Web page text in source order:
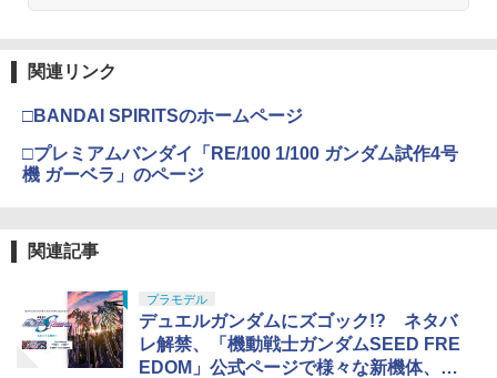
関連リンク
□BANDAI SPIRITSのホームページ
□プレミアムバンダイ「RE/100 1/100 ガンダム試作4号
機 ガーベラ」のページ
関連記事
プラモデル
デュエルガンダムにズゴック!? ネタバ
レ解禁、「機動戦士ガンダムSEED FRE
EDOM」公式ページで様々な新機体、キ